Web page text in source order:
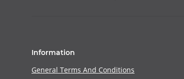
Information
General Terms And Conditions